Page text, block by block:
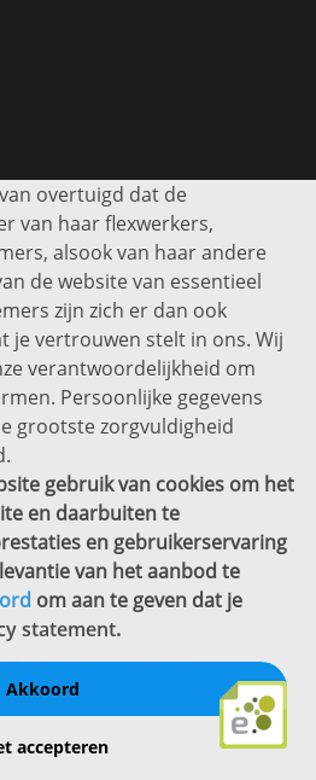
301
overtuigd dat de
van haar flexwerkers,
alsook van haar andere
de website van essentieel
zijn zich er dan ook
je vertrouwen stelt in ons. Wij
verantwoordelijkheid om
Persoonlijke gegevens
grootste zorgvuldigheid
gebruik van cookies om het
en daarbuiten te
en gebruikerservaring
van het aanbod te
om aan te geven dat je
statement.
Akkoord
accepteren